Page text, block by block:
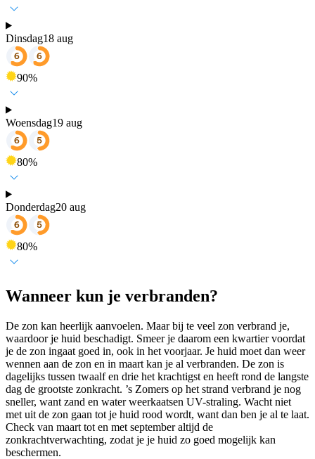
Dinsdag18 aug
90%
Woensdag19 aug
80%
Donderdag20 aug
80%
Wanneer kun je verbranden?
De zon kan heerlijk aanvoelen. Maar bij te veel zon verbrand je,
waardoor je huid beschadigt. Smeer je daarom een kwartier voordat
je de zon ingaat goed in, ook in het voorjaar. Je huid moet dan weer
wennen aan de zon en in maart kan je al verbranden. De zon is
dagelijks tussen twaalf en drie het krachtigst en heeft rond de langste
dag de grootste zonkracht. ’s Zomers op het strand verbrand je nog
sneller, want zand en water weerkaatsen UV-straling. Wacht niet
met uit de zon gaan tot je huid rood wordt, want dan ben je al te laat.
Check van maart tot en met september altijd de
zonkrachtverwachting, zodat je je huid zo goed mogelijk kan
beschermen.